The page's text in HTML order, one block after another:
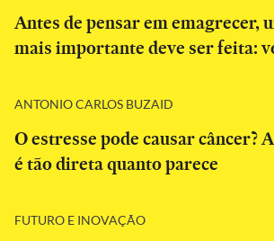
Antes de pensar em emagrecer,
mais importante deve ser feita:
ANTONIO CARLOS BUZAID
O estresse pode causar câncer?
é tão direta quanto parece
FUTURO E INOVAÇÃO